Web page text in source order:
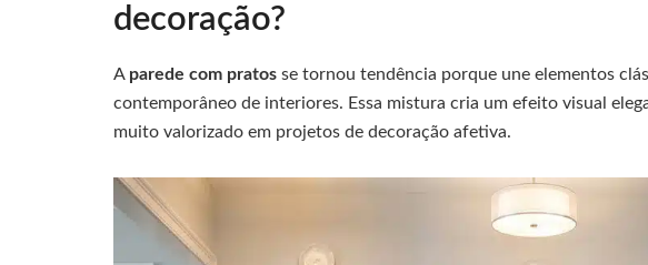
decoração?
A parede com pratos se tornou tendência porque une elementos
contemporâneo de interiores. Essa mistura cria um efeito visual
muito valorizado em projetos de decoração afetiva.